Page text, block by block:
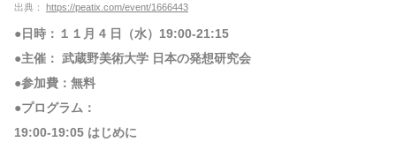
出典： https://peatix.com/event/1666443
●日時：１１月 4 日（水）19:00-21:15
●主催： 武蔵野美術大学 日本の発想研究会
●参加費：無料
●プログラム：
19:00-19:05 はじめに